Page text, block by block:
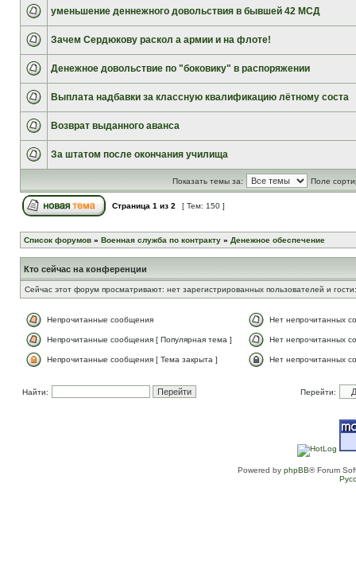
уменьшение деннежного довольствия в бывшей 42 МСД
Зачем Сердюкову раскол а армии и на флоте!
Денежное довольствие по "боковику" в распоряжении
Выплата надбавки за классную квалификацию лётному соста
Возврат выданного аванса
За штатом после окончания училища
Показать темы за: Поле
Страница 1 из 2 [ Тем: 150 ]
Список форумов » Военная служба по контракту » Денежное обеспечение
Кто сейчас на конференции
Сейчас этот форум просматривают: нет зарегистрированных пользователей и
Непрочитанные сообщения Нет непрочитанных
Непрочитанные сообщения [ Популярная тема ] Нет непрочитанных
Непрочитанные сообщения [ Тема закрыта ] Нет непрочитанных
Найти: Перейти:
Powered by phpBB® Forum